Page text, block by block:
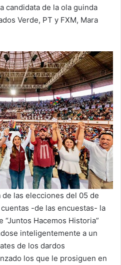
candidata de la ola guinda
Verde, PT y FXM, Mara
de las elecciones del 05 de
-de las encuestas- la
“Juntos Hacemos Historia”
inteligentemente a un
de los dardos
los que le prosiguen en